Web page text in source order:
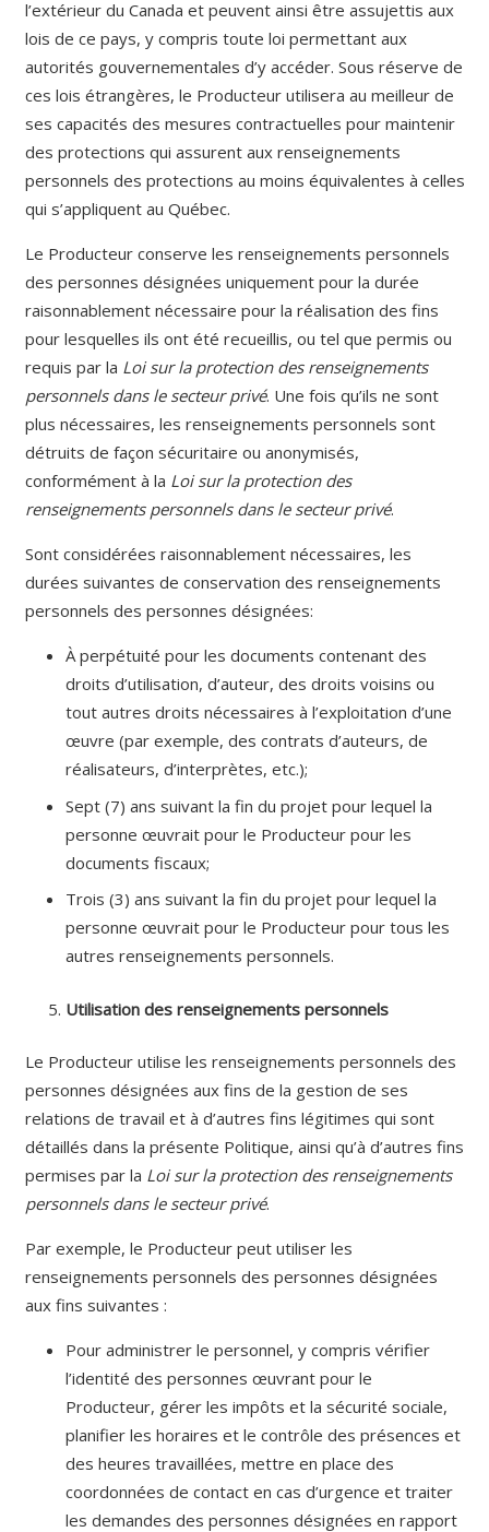
l’extérieur du Canada et peuvent ainsi être assujettis aux
lois de ce pays, y compris toute loi permettant aux
autorités gouvernementales d’y accéder. Sous réserve de
ces lois étrangères, le Producteur utilisera au meilleur de
ses capacités des mesures contractuelles pour maintenir
des protections qui assurent aux renseignements
personnels des protections au moins équivalentes à celles
qui s’appliquent au Québec.
Le Producteur conserve les renseignements personnels
des personnes désignées uniquement pour la durée
raisonnablement nécessaire pour la réalisation des fins
pour lesquelles ils ont été recueillis, ou tel que permis ou
requis par la Loi sur la protection des renseignements
personnels dans le secteur privé. Une fois qu’ils ne sont
plus nécessaires, les renseignements personnels sont
détruits de façon sécuritaire ou anonymisés,
conformément à la Loi sur la protection des
renseignements personnels dans le secteur privé.
Sont considérées raisonnablement nécessaires, les
durées suivantes de conservation des renseignements
personnels des personnes désignées:
À perpétuité pour les documents contenant des
droits d’utilisation, d’auteur, des droits voisins ou
tout autres droits nécessaires à l’exploitation d’une
œuvre (par exemple, des contrats d’auteurs, de
réalisateurs, d’interprètes, etc.);
Sept (7) ans suivant la fin du projet pour lequel la
personne œuvrait pour le Producteur pour les
documents fiscaux;
Trois (3) ans suivant la fin du projet pour lequel la
personne œuvrait pour le Producteur pour tous les
autres renseignements personnels.
Utilisation des renseignements personnels
Le Producteur utilise les renseignements personnels des
personnes désignées aux fins de la gestion de ses
relations de travail et à d’autres fins légitimes qui sont
détaillés dans la présente Politique, ainsi qu’à d’autres fins
permises par la Loi sur la protection des renseignements
personnels dans le secteur privé.
Par exemple, le Producteur peut utiliser les
renseignements personnels des personnes désignées
aux fins suivantes :
Pour administrer le personnel, y compris vérifier
l’identité des personnes œuvrant pour le
Producteur, gérer les impôts et la sécurité sociale,
planifier les horaires et le contrôle des présences et
des heures travaillées, mettre en place des
coordonnées de contact en cas d’urgence et traiter
les demandes des personnes désignées en rapport